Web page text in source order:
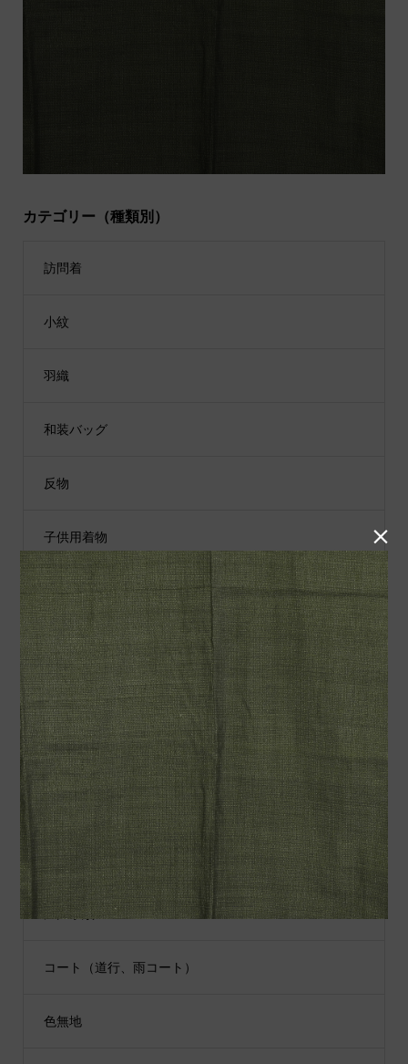
カテゴリー（種類別）
訪問着
小紋
羽織
和装バッグ
反物
子供用着物
黒留袖
付下げ
紬
小物類
袋帯
男性用着物
江戸小紋
コート（道行、雨コート）
色無地
